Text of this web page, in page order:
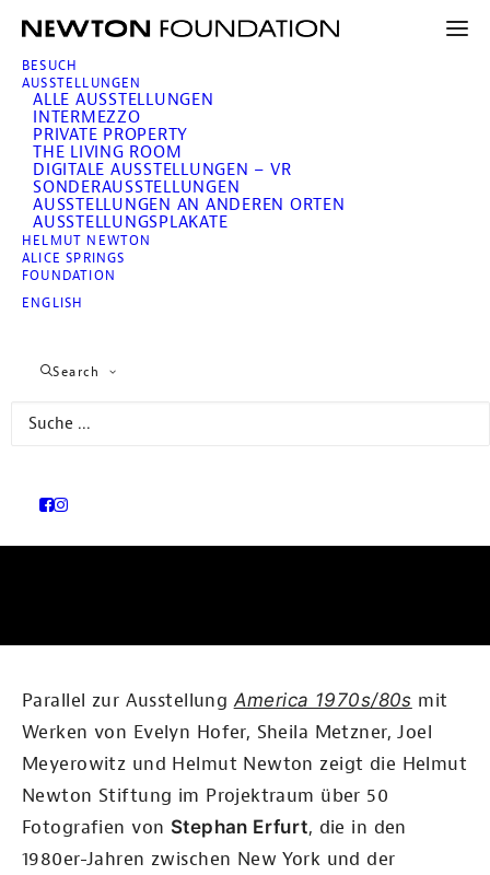
BESUCH
AUSSTELLUNGEN
ALLE AUSSTELLUNGEN
INTERMEZZO
PRIVATE PROPERTY
THE LIVING ROOM
DIGITALE AUSSTELLUNGEN – VR
SONDERAUSSTELLUNGEN
AUSSTELLUNGEN AN ANDEREN ORTEN
AUSSTELLUNGSPLAKATE
HELMUT NEWTON
ALICE SPRINGS
FOUNDATION
ENGLISH
Search
Parallel zur AusstellungAmerica 1970s/80s mit
Werken von Evelyn Hofer, Sheila Metzner, Joel
Meyerowitz und Helmut Newton zeigt die Helmut
Newton Stiftung im Projektraum über 50
Fotografien von Stephan Erfurt, die in den
1980er-Jahren zwischen New York und der